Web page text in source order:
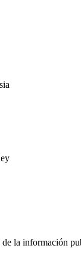
la información